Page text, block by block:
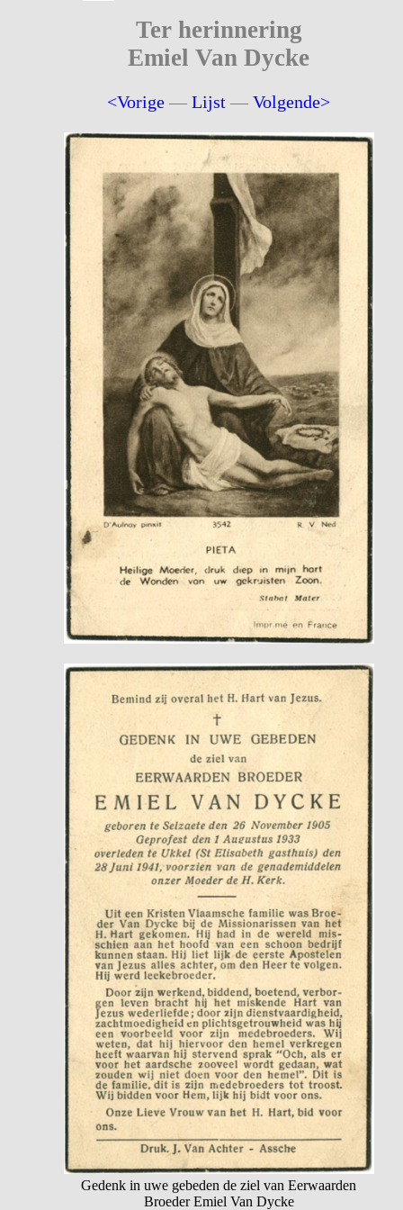
Ter herinnering
Emiel Van Dycke
<Vorige —Lijst —Volgende>
Gedenk in uwe gebeden de ziel van Eerwaarden
Broeder Emiel Van Dycke